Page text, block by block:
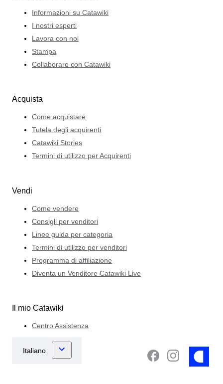
Informazioni su Catawiki
I nostri esperti
Lavora con noi
Stampa
Collaborare con Catawiki
Acquista
Come acquistare
Tutela degli acquirenti
Catawiki Stories
Termini di utilizzo per Acquirenti
Vendi
Come vendere
Consigli per venditori
Linee guida per categoria
Termini di utilizzo per venditori
Programma di affiliazione
Diventa un Venditore Catawiki Live
Il mio Catawiki
Centro Assistenza